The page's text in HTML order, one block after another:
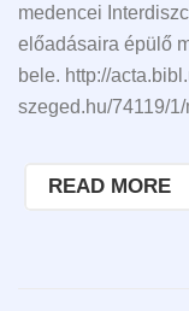
medencei
előadásaira épülő
bele. http://
szeged.hu/74119/
READ MORE